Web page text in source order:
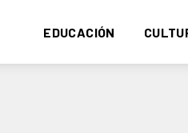
EDUCACIÓN